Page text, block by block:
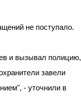
не поступало.
и вызывал полицию,
завели
- уточнили в